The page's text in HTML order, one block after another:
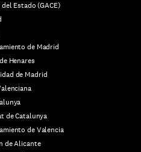
Estado (GACE)
de Madrid
Henares
de Madrid
de Catalunya
de Valencia
de Alicante